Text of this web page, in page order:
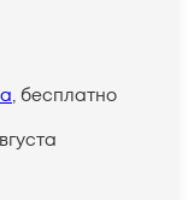
, бесплатно